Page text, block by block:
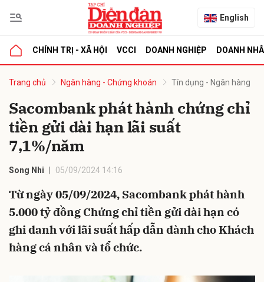
English
CHÍNH TRỊ - XÃ HỘI VCCI DOANH NGHIỆP DOANH
Trang chủ Ngân hàng - Chứng khoán Tín dụng - Ngân hàng
Sacombank phát hành chứng chỉ
tiền gửi dài hạn lãi suất
7,1%/năm
Song Nhi 05/09/2024 14:16
Từ ngày 05/09/2024, Sacombank phát hành
5.000 tỷ đồng Chứng chỉ tiền gửi dài hạn có
ghi danh với lãi suất hấp dẫn dành cho Khách
hàng cá nhân và tổ chức.
luận
Hủy